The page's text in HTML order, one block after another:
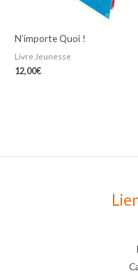
N’importe Quoi !
Livre Jeunesse
12,00€